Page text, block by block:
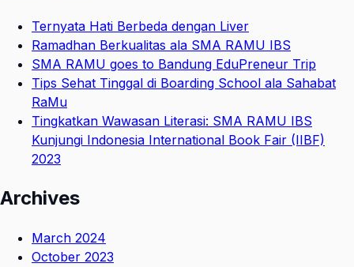
Ternyata Hati Berbeda dengan Liver
Ramadhan Berkualitas ala SMA RAMU IBS
SMA RAMU goes to Bandung EduPreneur Trip
Tips Sehat Tinggal di Boarding School ala Sahabat
RaMu
Tingkatkan Wawasan Literasi: SMA RAMU IBS
Kunjungi Indonesia International Book Fair (IIBF)
2023
Archives
March 2024
October 2023